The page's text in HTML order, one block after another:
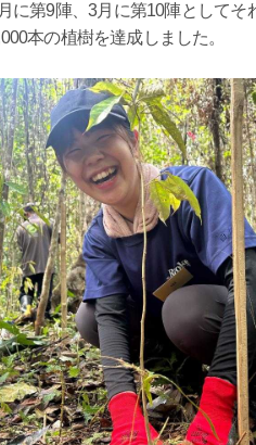
に第9陣、3月に第10陣として
本の植樹を達成しました。